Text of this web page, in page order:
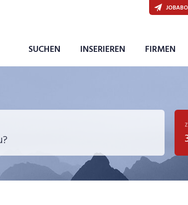
SUCHEN INSERIEREN FIRMEN
JOBABO